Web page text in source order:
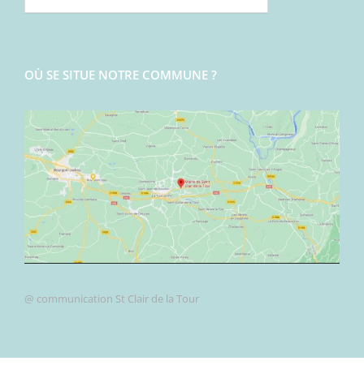
OÙ SE SITUE NOTRE COMMUNE ?
@ communication St Clair de la Tour